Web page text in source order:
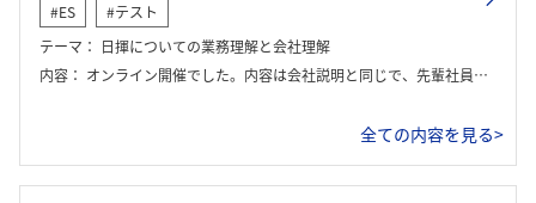
#ES
#テスト
テーマ： 日揮についての業務理解と会社理解
内容： オンライン開催でした。内容は会社説明と同じで、先輩社員が参加し質疑応答に答える形式でした。 また、インターンシップに参加すると早期選考へ案内してもらえる
全ての内容を見る>